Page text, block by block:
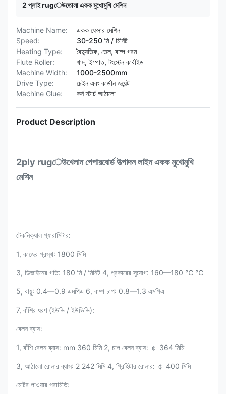
2 প্লাই rugেউতোলা একক মুখোমুখি মেশিন
Machine Name:
একক ফেসার মেশিন
Speed:
30-250 মি / মিনিট
Heating Type:
বৈদ্যুতিক, তেল, বাষ্প গরম
Flute Roller:
খাদ, ইস্পাত, টংস্টেন কার্বাইড
Machine Width:
1000-2500mm
Drive Type:
চেইন এবং কার্ডান জয়েন্ট
Machine Glue:
কর্ন স্টার্চ আঠালো
Product Description
2ply rugেউখেলান পেপারবোর্ড উত্পাদন লাইন একক মুখোমুখি
মেশিন
টেকনিক্যাল প্যারামিটার:
1, কাজের প্রস্থ: 1800 মিমি
3, ডিজাইনের গতি: 180 মি / মিনিট 4, প্রকারের সুযোগ: 160—180 ℃ ℃
5, বায়ু: 0.4—0.9 এমপিএ 6, বাষ্প চাপ: 0.8—1.3 এমপিএ
7, বাঁশির ধরণ (ইউভি / ইউভিভি):
বেলন ব্যাস:
1, বাঁশি বেলন ব্যাস: mm 360 মিমি 2, চাপ বেলন ব্যাস: ￠ 364 মিমি
3, আঠালো রোলার ব্যাস: 2 242 মিমি 4, প্রিহিটার রোলার: ￠ 400 মিমি
মোটর পাওয়ার পরামিতি: